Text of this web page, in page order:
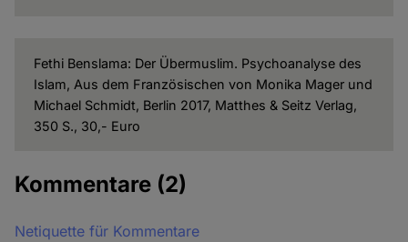
Fethi Benslama: Der Übermuslim. Psychoanalyse des
Islam, Aus dem Französischen von Monika Mager und
Michael Schmidt, Berlin 2017, Matthes & Seitz Verlag,
350 S., 30,- Euro
Kommentare (2)
Netiquette für Kommentare